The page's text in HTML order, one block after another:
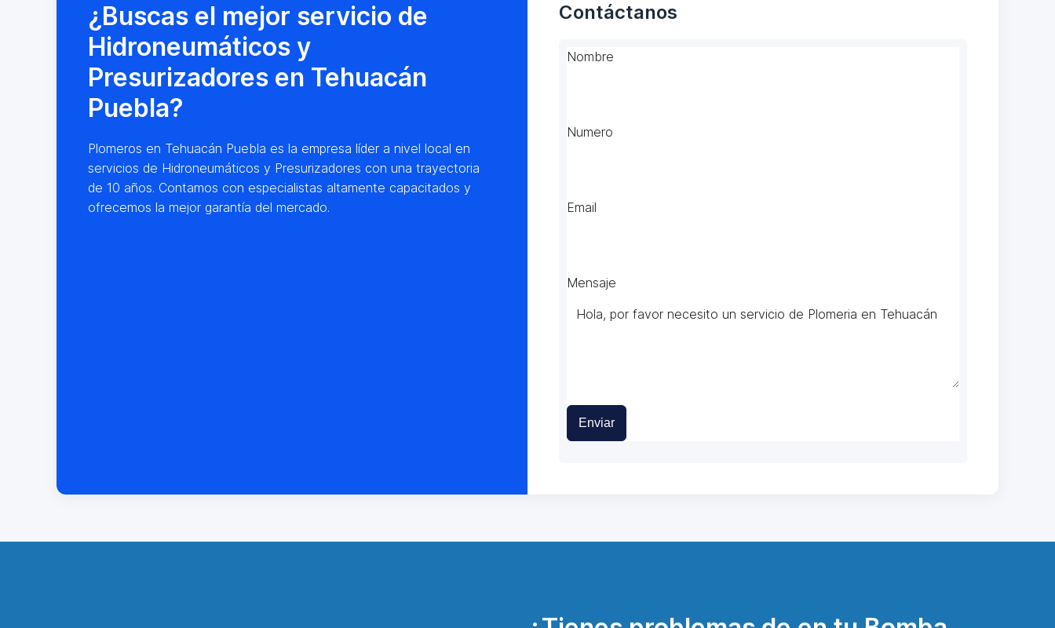
¿Buscas el mejor servicio de
Hidroneumáticos y
Presurizadores en Tehuacán
Puebla?
Plomeros en Tehuacán Puebla es la empresa líder a nivel local en
servicios de Hidroneumáticos y Presurizadores con una trayectoria
de 10 años. Contamos con especialistas altamente capacitados y
ofrecemos la mejor garantía del mercado.
Contáctanos
Nombre
Numero
Email
Mensaje
Enviar